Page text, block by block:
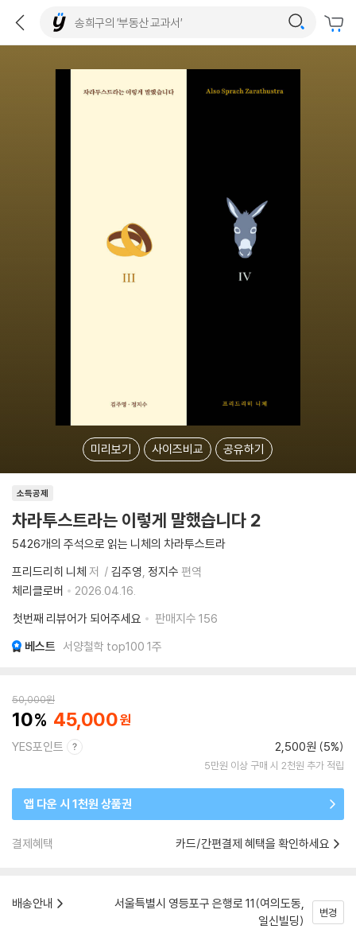
미리보기 사이즈비교 공유하기
소득공제
차라투스트라는 이렇게 말했습니다 2
5426개의 주석으로 읽는 니체의 차라투스트라
프리드리히 니체 저 김주영 정지수 편역
체리클로버
2026.04.16.
첫번째 리뷰어가 되어주세요
판매지수 156
베스트 서양철학 top100 1주
50,000원
10 45,000
YES포인트 2,500원 (5%)
5만원 이상 구매 시 2천원 추가 적립
앱 다운 시 1천원 상품권
결제혜택 카드/간편결제 혜택을 확인하세요
배송안내
서울특별시 영등포구 은행로 11(여의도동,
일신빌딩)
변경